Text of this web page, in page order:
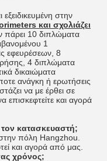
στην
και σχολιάζει
πάρει 10 διπλώματα
1
εφευρέσεων, 8
4 διπλώματα
δικαιώματα
ανάγκη ή ερωτήσεις
να με έρθει σε
επισκεφτείτε και αγορά
κατασκευαστή;
πόλη Hangzhou.
και αγορά από μας.
χρόνος;